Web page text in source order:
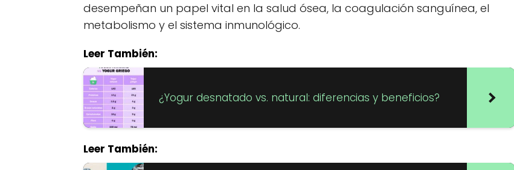
desempeñan un papel vital en la salud ósea, la coagulación sanguínea, el
metabolismo y el sistema inmunológico.
Leer También:
¿Yogur desnatado vs. natural: diferencias y beneficios?
Leer También: